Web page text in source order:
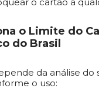
o Limite do
do Brasil
da análise
o uso: